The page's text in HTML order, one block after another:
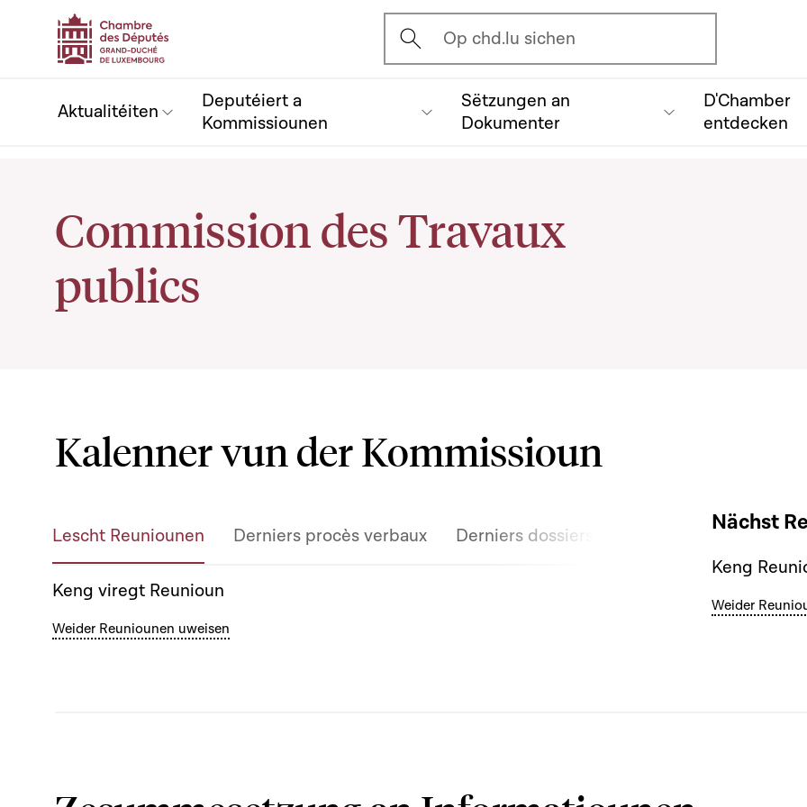
Ouvrir l'écran de recherche
Op chd.lu sichen
Aktualitéiten
Deputéiert a
Kommissiounen
Sëtzungen an
Dokumenter
D'Chamber
entdecken
Commission des Travaux
publics
Kalenner vun der Kommissioun
Lescht Reuniounen Derniers procès verbaux Derniers dossiers discutés
Keng viregt Reunioun
Weider Reuniounen uweisen
Nächst
Keng
Weider